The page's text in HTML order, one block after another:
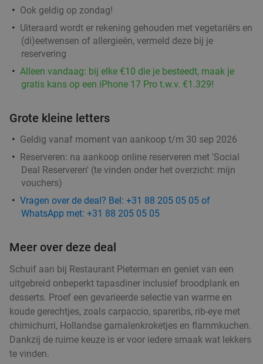
Indiaas 2- of 3-gangen keuzediner bij Spices
Restaurant
Vandaag Wo Do Vr Za
Zo
Spices Restaurant
Verkocht: 41
€21
26%
Indiase All-You-Can-Eat BBQ (2 uur) + drankje
(fris, bier, wijn)
Morgen
Wo Do Vr Za
Zo
Hoorn
Verkocht: 149 Regulier €45
€33,50
30%
Uitgebreid ontbijt naar keuze bij Artisan in het
centrum van Hoorn
Ook geldig op zondag!
Uiteraard wordt er rekening gehouden met vegetariërs en
(di)eetwensen of allergieën, vermeld deze bij je
reservering
Alleen vandaag: bij elke €10 die je besteedt, maak je
gratis kans op een iPhone 17 Pro t.w.v. €1.329!
Grote kleine letters
Geldig vanaf moment van aankoop t/m 30 sep 2026
Reserveren: na aankoop online reserveren met 'Social
Deal Reserveren' (te vinden onder het overzicht: mijn
vouchers)
Vragen over de deal? Bel: +31 88 205 05 05 of
WhatsApp met: +31 88 205 05 05
Meer over deze deal
Schuif aan bij Restaurant Pieterman en geniet van een
uitgebreid onbeperkt tapasdiner inclusief broodplank en
desserts. Proef een gevarieerde selectie van warme en
koude gerechtjes, zoals carpaccio, spareribs, rib-eye met
chimichurri, Hollandse garnalenkroketjes en flammkuchen.
Dankzij de ruime keuze is er voor iedere smaak wat lekkers
te vinden.